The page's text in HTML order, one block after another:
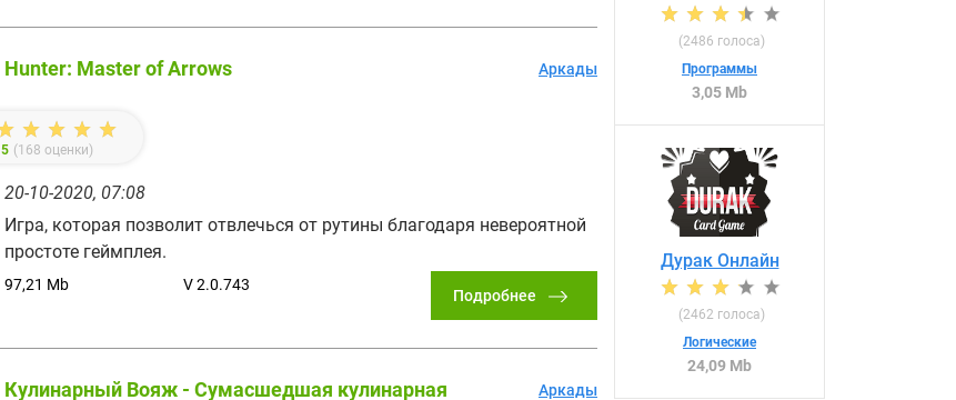
Hunter: Master of Arrows
5 (168 оценки)
20-10-2020, 07:08
Игра, которая позволит отвлечься от рутины благодаря невероятной
простоте геймплея.
97,21 Mb V 2.0.743
Аркады
Подробнее
Кулинарный Вояж - Сумасшедшая кулинарная Аркады
(2486 голоса)
Программы
3,05 Mb
Дурак Онлайн
(2462 голоса)
Логические
24,09 Mb